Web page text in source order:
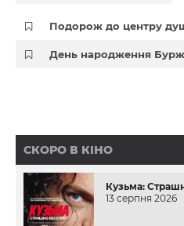
Подорож до центру
День народження
СКОРО В КІНО
Кузьма:
13 серпня 2026